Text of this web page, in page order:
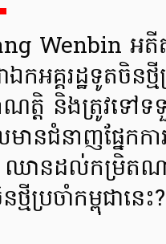
Wenbin អតីតអ្
ាឯកអគ្គរដ្ឋទូត
តិ និងត្រូវទៅទទួល
មានជំនាញផ្នែក
ឈានដល់កម្រិត
ថ្មីប្រចាំកម្ពុជានេះ?